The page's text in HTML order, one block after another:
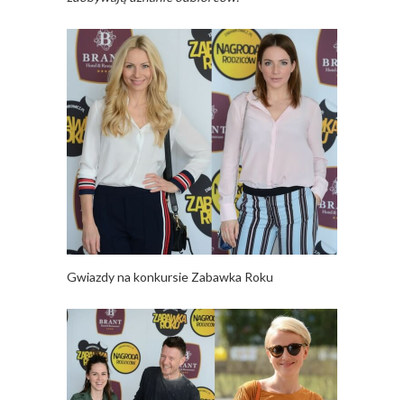
Gwiazdy na konkursie Zabawka Roku